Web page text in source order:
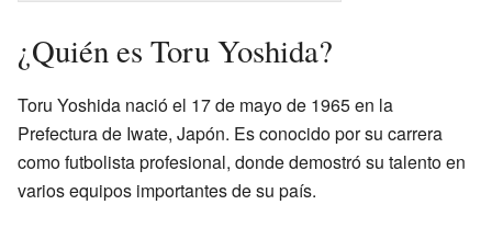
¿Quién es Toru Yoshida?
Toru Yoshida nació el 17 de mayo de 1965 en la
Prefectura de Iwate, Japón. Es conocido por su carrera
como futbolista profesional, donde demostró su talento en
varios equipos importantes de su país.